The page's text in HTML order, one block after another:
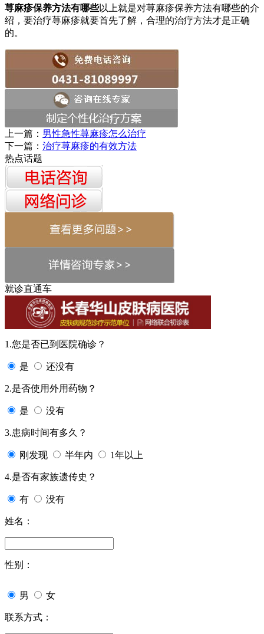
荨麻疹保养方法有哪些以上就是对荨麻疹保养方法有哪些的介
绍，要治疗荨麻疹就要首先了解，合理的治疗方法才是正确
的。
上一篇： 男性急性荨麻疹怎么治疗
下一篇： 治疗荨麻疹的有效方法
热点话题
就诊直通车
1.您是否已到医院确诊？
是 还没有
2.是否使用外用药物？
是 没有
3.患病时间有多久？
刚发现 半年内 1年以上
4.是否有家族遗传史？
有 没有
姓名：
性别：
男 女
联系方式：